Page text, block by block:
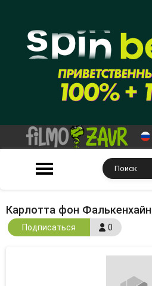
Карлотта фон Фалькенхайн
0
Подписаться